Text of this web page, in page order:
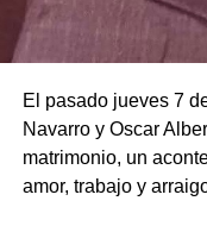
El pasado jueves 7
Navarro y Oscar
matrimonio, un
amor, trabajo y